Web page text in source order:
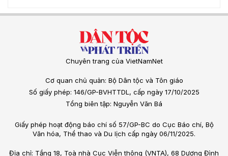
Chuyên trang của VietNamNet
Cơ quan chủ quản: Bộ Dân tộc và Tôn giáo
Số giấy phép: 146/GP-BVHTTDL, cấp ngày 17/10/2025
Tổng biên tập: Nguyễn Văn Bá
Giấy phép hoạt động báo chí số 57/GP-BC do Cục Báo chí, Bộ
Văn hóa, Thể thao và Du lịch cấp ngày 06/11/2025.
Địa chỉ: Tầng 18, Toà nhà Cục Viễn thông (VNTA), 68 Dương Đình